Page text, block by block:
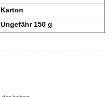
Karton
Ungefähr 150 g